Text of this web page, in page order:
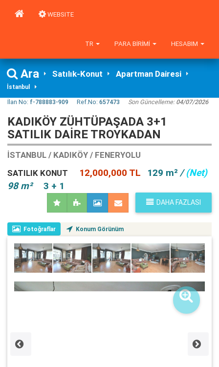
WEBSITE
HESABIM
PARA BIRIMI
TR
Ara Satılık-Konut Apartman Dairesi
İstanbul
İlan No: f-788883-909 Ref.No: 657473 Son Güncelleme:04/07/2026
KADIKÖY ZÜHTÜPAŞADA 3+1
SATILIK DAİRE TROYKADAN
İSTANBUL / KADIKÖY / FENERYOLU
SATILIK KONUT
12,000,000 TL 129 m² /(Net)
98 m²
3 + 1
DAHA FAZLASI
Fotoğraflar Konum Görünüm